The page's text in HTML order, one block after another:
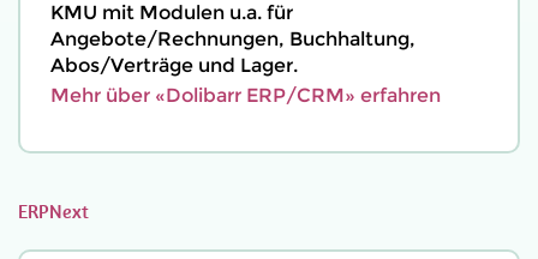
KMU mit Modulen u.a. für
Angebote/Rechnungen, Buchhaltung,
Abos/Verträge und Lager.
Mehr über «Dolibarr ERP/CRM» erfahren
ERPNext